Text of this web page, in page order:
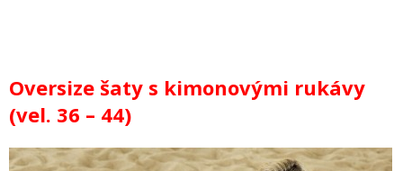
Oversize šaty s kimonovými rukávy
(vel. 36 – 44)